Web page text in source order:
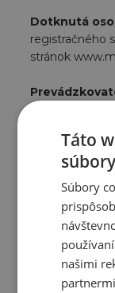
Dotknutá
registračného
stránok
Zoznam
o zaradenie
osobného
telefónne
Účely
klientov pre
na e-shope
Táto
Súbory
našimi